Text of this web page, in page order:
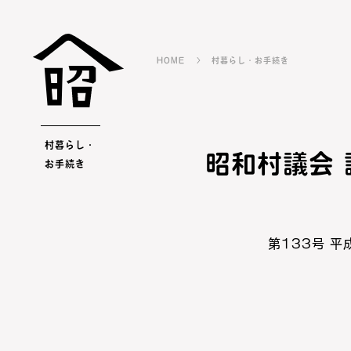
村暮らし・
お手続き
HOME 村暮らし・お手続き
昭和村議会
第133号 平